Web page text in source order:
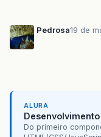
Pedrosa19 de
ALURA
Do primeiro